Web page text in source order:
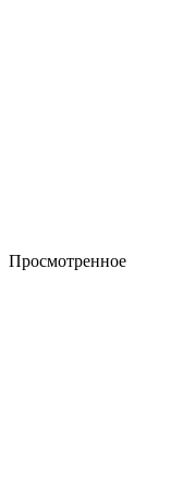
Просмотренное